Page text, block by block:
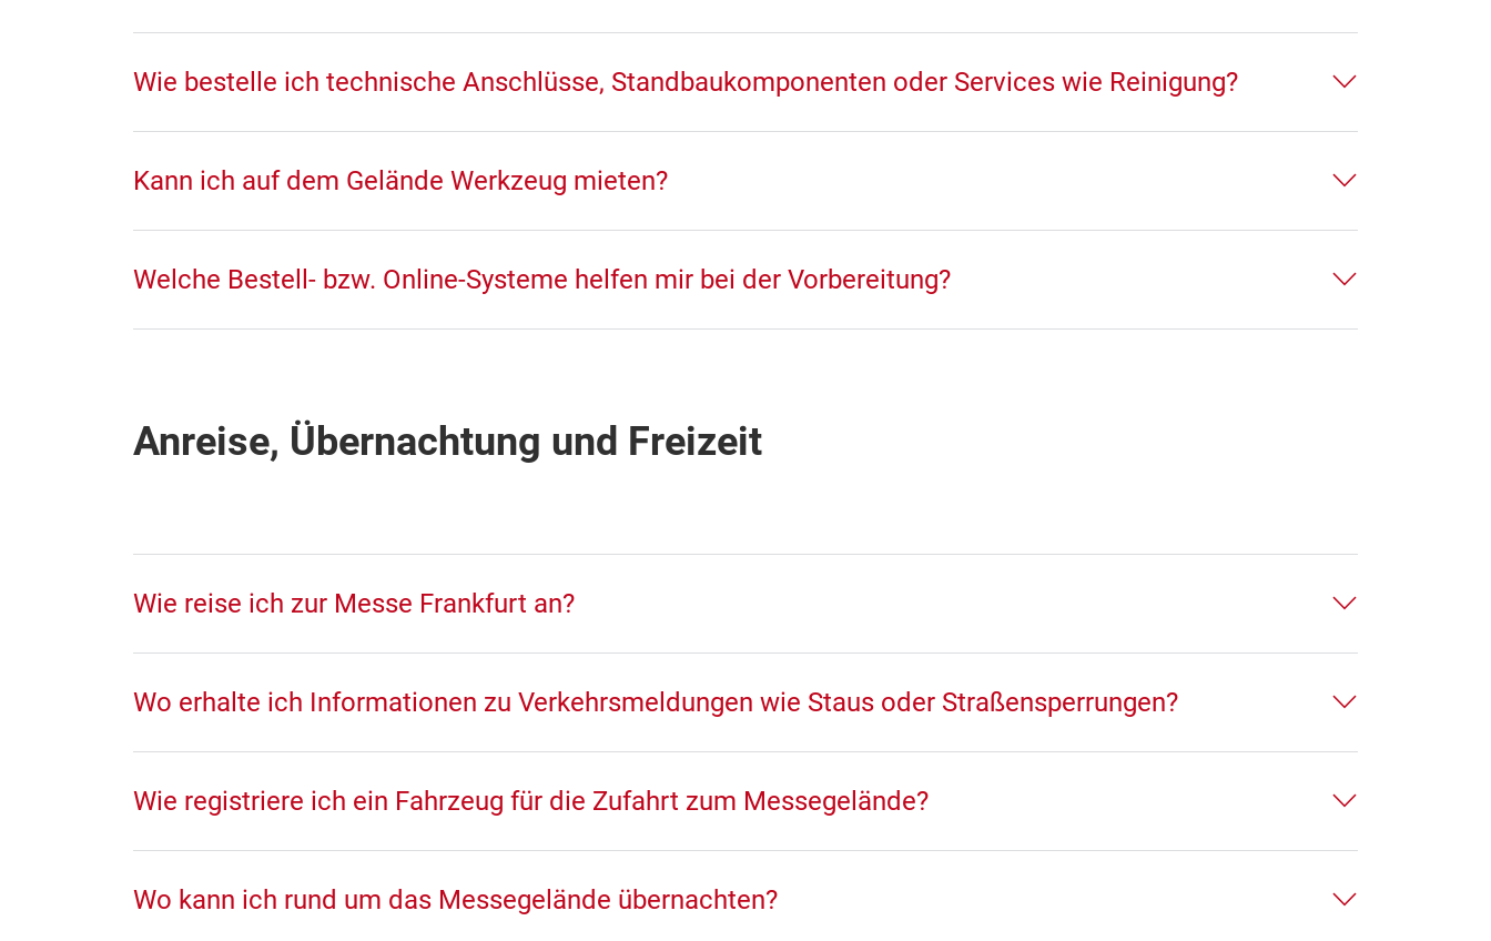
Wie bestelle ich technische Anschlüsse, Standbaukomponenten oder Services wie Reinigung?
Kann ich auf dem Gelände Werkzeug mieten?
Welche Bestell- bzw. Online-Systeme helfen mir bei der Vorbereitung?
Anreise, Übernachtung und Freizeit
Wie reise ich zur Messe Frankfurt an?
Wo erhalte ich Informationen zu Verkehrsmeldungen wie Staus oder Straßensperrungen?
Wie registriere ich ein Fahrzeug für die Zufahrt zum Messegelände?
Wo kann ich rund um das Messegelände übernachten?